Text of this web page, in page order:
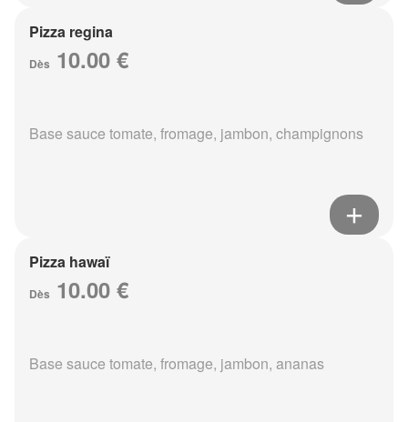
Pizza regina
Dès 10.00 €
Base sauce tomate, fromage, jambon, champignons
Pizza hawaï
Dès 10.00 €
Base sauce tomate, fromage, jambon, ananas